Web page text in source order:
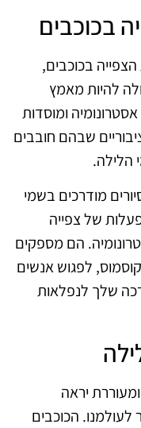
בכוכבים
בכוכבים,
להיות מאמץ
ומוסדות
שבהם חובבים
הלילה.
מודרכים בשמי
של צפייה
הם מספקים
לפגוש אנשים
שלך לנפלאות
יראה
הכוכבים